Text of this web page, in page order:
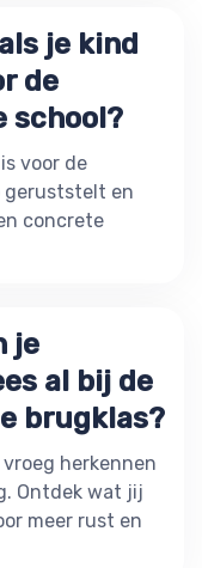
je kind
de
school?
voor de
geruststelt en
concrete
je
al bij de
brugklas?
herkennen
Ontdek wat jij
meer rust en